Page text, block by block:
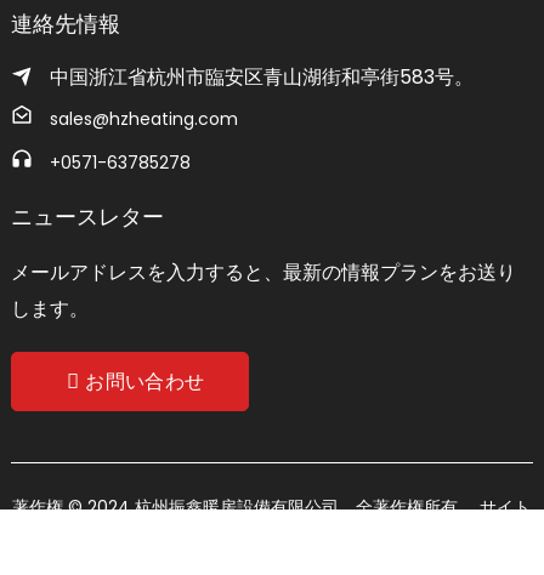
連絡先情報
中国浙江省杭州市臨安区青山湖街和亭街583号。
sales@hzheating.com
+0571-63785278
ニュースレター
メールアドレスを入力すると、最新の情報プランをお送り
します。
お問い合わせ
著作権 © 2024 杭州振鑫暖房設備有限公司。全著作権所有。サイト